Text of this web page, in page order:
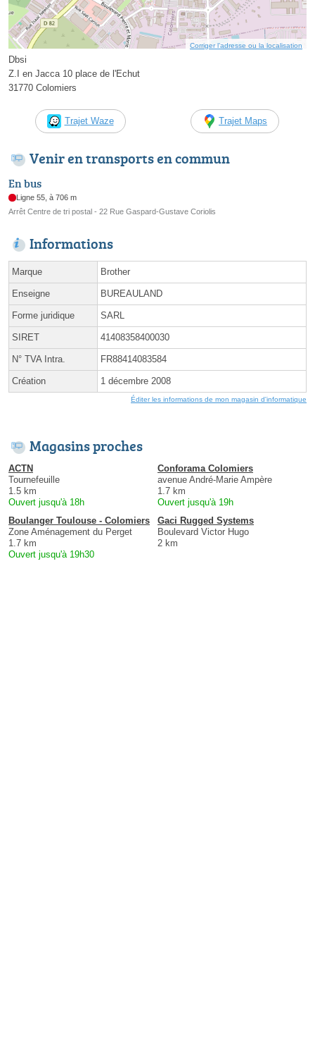
Corriger l’adresse ou la localisation
Dbsi
Z.I en Jacca 10 place de l'Echut
31770 Colomiers
Trajet Waze Trajet Maps
Venir en transports en commun
En bus
Ligne 55, à 706 m
Arrêt Centre de tri postal - 22 Rue Gaspard-Gustave Coriolis
Informations
Marque Brother
Enseigne BUREAULAND
Forme juridique SARL
SIRET 41408358400030
N° TVA Intra. FR88414083584
Création 1 décembre 2008
Éditer les informations de mon magasin d'informatique
Magasins proches
ACTN
Tournefeuille
1.5 km
Ouvert jusqu'à 18h
Conforama Colomiers
avenue André-Marie Ampère
1.7 km
Ouvert jusqu'à 19h
Boulanger Toulouse - Colomiers
Zone Aménagement du Perget
1.7 km
Ouvert jusqu'à 19h30
Gaci Rugged Systems
Boulevard Victor Hugo
2 km